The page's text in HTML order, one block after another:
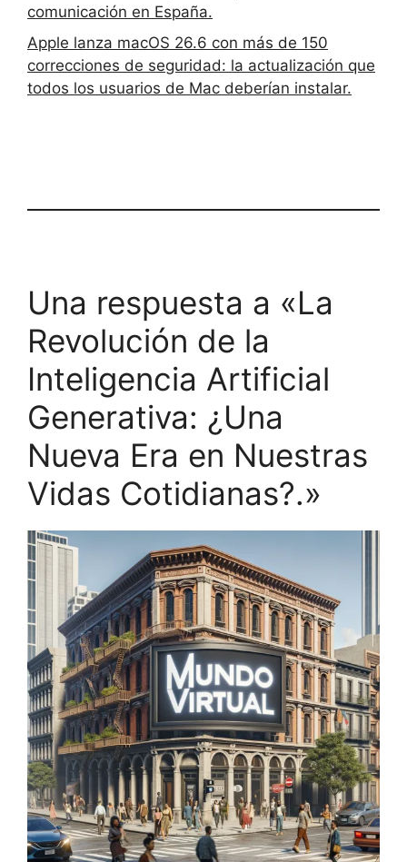
comunicación en España.
Apple lanza macOS 26.6 con más de 150
correcciones de seguridad: la actualización que
todos los usuarios de Mac deberían instalar.
Una respuesta a «La
Revolución de la
Inteligencia Artificial
Generativa: ¿Una
Nueva Era en Nuestras
Vidas Cotidianas?.»